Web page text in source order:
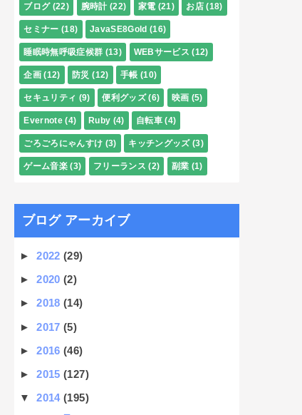
ブログ (22) 腕時計 (22) 家電 (21) お店 (18)
セミナー (18) JavaSE8Gold (16)
睡眠時無呼吸症候群 (13) WEBサービス (12)
企画 (12) 防災 (12) 手帳 (10)
セキュリティ (9) 便利グッズ (6) 映画 (5)
Evernote (4) Ruby (4) 自転車 (4)
ごろごろにゃんすけ (3) キッチングッズ (3)
ゲーム音楽 (3) フリーランス (2) 副業 (1)
ブログ アーカイブ
►2022(29)
►2020(2)
►2018(14)
►2017(5)
►2016(46)
►2015(127)
▼2014(195)